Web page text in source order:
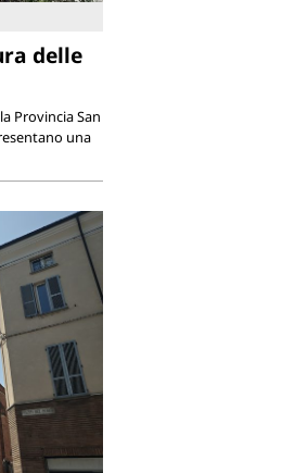
delle
Provincia San
una